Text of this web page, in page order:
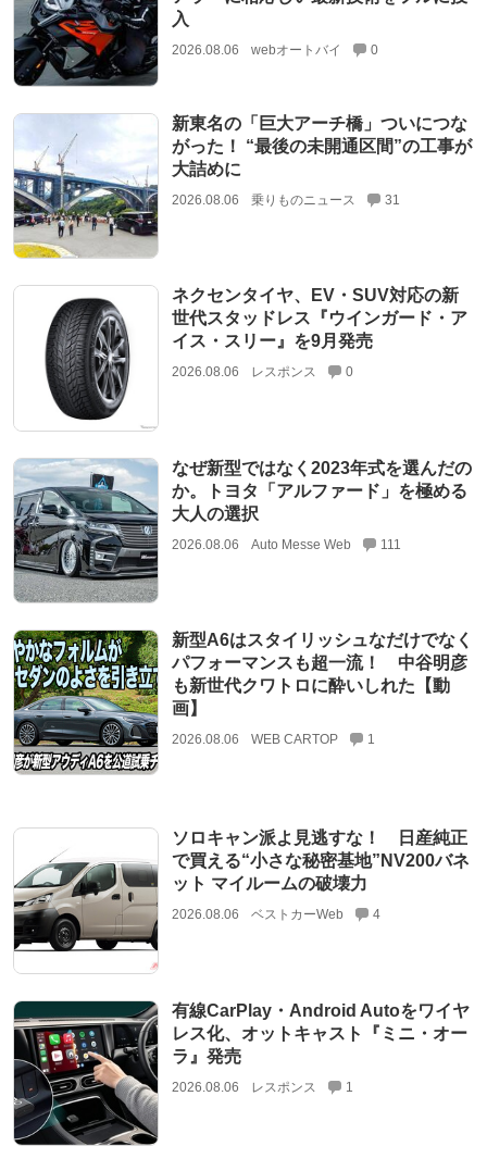
入
2026.08.06 webオートバイ 0
新東名の「巨大アーチ橋」ついにつな
がった！ “最後の未開通区間”の工事が
大詰めに
2026.08.06 乗りものニュース 31
ネクセンタイヤ、EV・SUV対応の新
世代スタッドレス『ウインガード・ア
イス・スリー』を9月発売
2026.08.06 レスポンス 0
なぜ新型ではなく2023年式を選んだの
か。トヨタ「アルファード」を極める
大人の選択
2026.08.06 Auto Messe Web 111
新型A6はスタイリッシュなだけでなく
パフォーマンスも超一流！ 中谷明彦
も新世代クワトロに酔いしれた【動
画】
2026.08.06 WEB CARTOP 1
ソロキャン派よ見逃すな！ 日産純正
で買える“小さな秘密基地”NV200バネ
ット マイルームの破壊力
2026.08.06 ベストカーWeb 4
有線CarPlay・Android Autoをワイヤ
レス化、オットキャスト『ミニ・オー
ラ』発売
2026.08.06 レスポンス 1